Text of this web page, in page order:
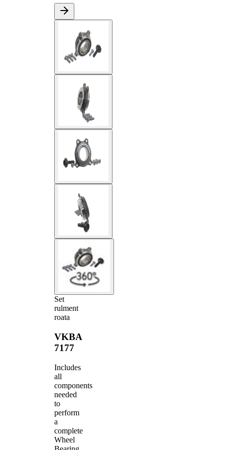
Set
rulment
roata
VKBA
7177
Includes
all
components
needed
to
perform
a
complete
Wheel